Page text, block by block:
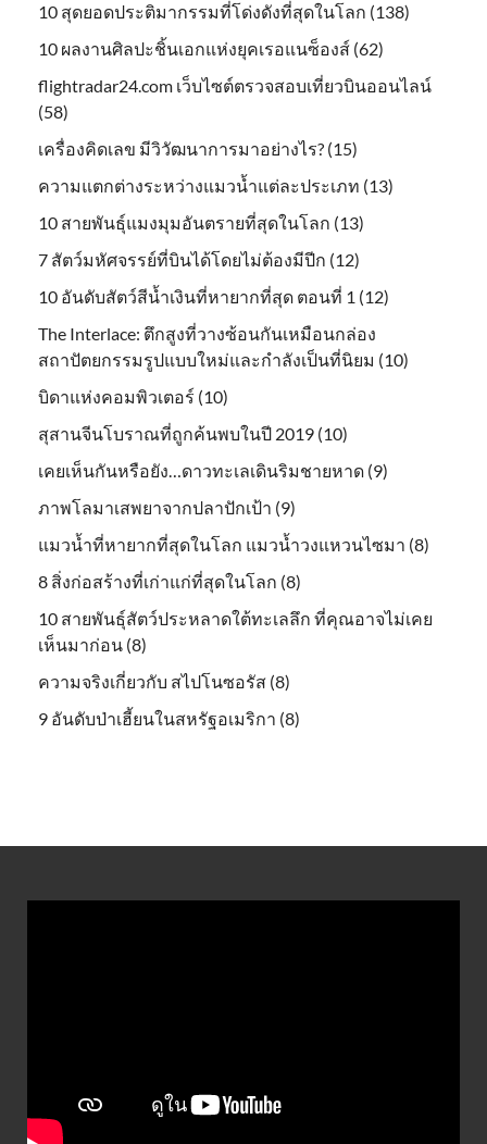
10 สุดยอดประติมากรรมที่โด่งดังที่สุดในโลก (138)
10 ผลงานศิลปะชิ้นเอกแห่งยุคเรอแนซ็องส์ (62)
flightradar24.com เว็บไซต์ตรวจสอบเที่ยวบินออนไลน์
(58)
เครื่องคิดเลข มีวิวัฒนาการมาอย่างไร? (15)
ความแตกต่างระหว่างแมวน้ำแต่ละประเภท (13)
10 สายพันธุ์แมงมุมอันตรายที่สุดในโลก (13)
7 สัตว์มหัศจรรย์ที่บินได้โดยไม่ต้องมีปีก (12)
10 อันดับสัตว์สีน้ำเงินที่หายากที่สุด ตอนที่ 1 (12)
The Interlace: ตึกสูงที่วางซ้อนกันเหมือนกล่อง
สถาปัตยกรรมรูปแบบใหม่และกำลังเป็นที่นิยม (10)
บิดาแห่งคอมพิวเตอร์ (10)
สุสานจีนโบราณที่ถูกค้นพบในปี 2019 (10)
เคยเห็นกันหรือยัง…ดาวทะเลเดินริมชายหาด (9)
ภาพโลมาเสพยาจากปลาปักเป้า (9)
แมวน้ำที่หายากที่สุดในโลก แมวน้ำวงแหวนไซมา (8)
8 สิ่งก่อสร้างที่เก่าแก่ที่สุดในโลก (8)
10 สายพันธุ์สัตว์ประหลาดใต้ทะเลลึก ที่คุณอาจไม่เคย
เห็นมาก่อน (8)
ความจริงเกี่ยวกับ สไปโนซอรัส (8)
9 อันดับป่าเฮี้ยนในสหรัฐอเมริกา (8)